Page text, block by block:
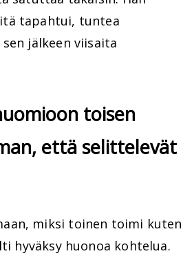
tapahtui, tuntea
jälkeen viisaita
toisen
että selittelevät
miksi toinen toimi kuten
hyväksy huonoa kohtelua.